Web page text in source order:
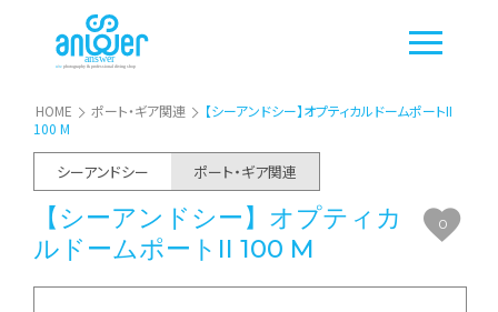
HOME ポート・ギア関連
【シーアンドシー】オプティカルドームポートII
100 M
シーアンドシー ポート・ギア関連
【シーアンドシー】オプティカ
ルドームポートII 100 M
0